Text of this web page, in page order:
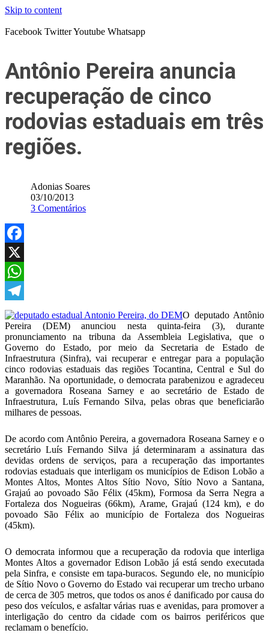
Skip to content
Facebook TwitterYoutube Whatsapp
Antônio Pereira anuncia
recuperação de cinco
rodovias estaduais em três
regiões.
Adonias Soares
03/10/2013
3 Comentários
Facebook
X
WhatsApp
Telegram
O deputado Antônio
Pereira (DEM) anunciou nesta quinta-feira (3), durante
pronunciamento na tribuna da Assembleia Legislativa, que o
Governo do Estado, por meio da Secretaria de Estado de
Infraestrutura (Sinfra), vai recuperar e entregar para a população
cinco rodovias estaduais das regiões Tocantina, Central e Sul do
Maranhão. Na oportunidade, o democrata parabenizou e agradeceu
a governadora Roseana Sarney e ao secretário de Estado de
Infraestrutura, Luís Fernando Silva, pelas obras que beneficiarão
milhares de pessoas.
De acordo com Antônio Pereira, a governadora Roseana Sarney e o
secretário Luís Fernando Silva já determinaram a assinatura das
devidas ordens de serviços, para a recuperação das importantes
rodovias estaduais que interligam os municípios de Edison Lobão a
Montes Altos, Montes Altos Sítio Novo, Sítio Novo a Santana,
Grajaú ao povoado São Félix (45km), Formosa da Serra Negra a
Fortaleza dos Nogueiras (66km), Arame, Grajaú (124 km), e do
povoado São Félix ao município de Fortaleza dos Nogueiras
(45km).
O democrata informou que a recuperação da rodovia que interliga
Montes Altos a governador Edison Lobão já está sendo executada
pela Sinfra, e consiste em tapa-buracos. Segundo ele, no município
de Sítio Novo o Governo do Estado vai recuperar um trecho urbano
de cerca de 305 metros, que todos os anos é danificado por causa do
peso dos veículos, e asfaltar várias ruas e avenidas, para promover a
interligação do centro da cidade com os bairros periféricos que
reclamam o benefício.